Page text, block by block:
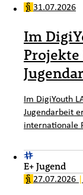
31.07.2026
Im
Im DigiYouth
Jugendarbeit
internationale
E+ Jugend
27.07.2026 |